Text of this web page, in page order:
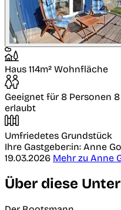
Haus 114m² Wohnfläche
Geeignet für 8 Personen
erlaubt
Umfriedetes Grundstück
Ihre Gastgeber:in: Anne
19.03.2026 Mehr zu Anne
Über diese